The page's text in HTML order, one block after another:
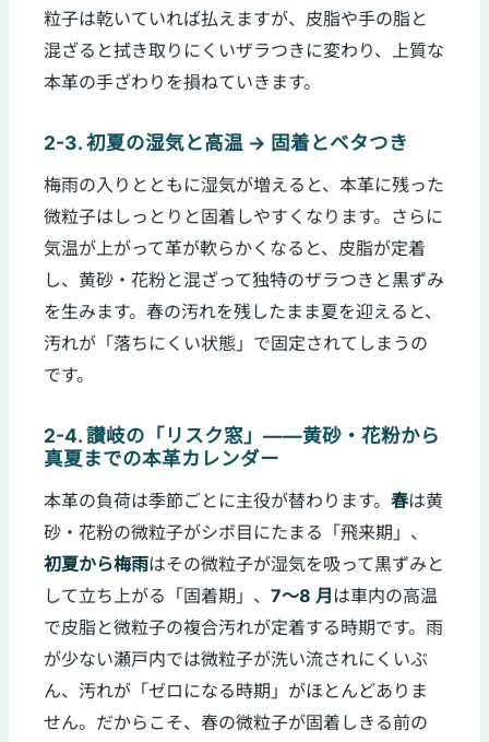
粒子は乾いていれば払えますが、皮脂や手の脂と
混ざると拭き取りにくいザラつきに変わり、上質な
本革の手ざわりを損ねていきます。
2-3. 初夏の湿気と高温 → 固着とベタつき
梅雨の入りとともに湿気が増えると、本革に残った
微粒子はしっとりと固着しやすくなります。さらに
気温が上がって革が軟らかくなると、皮脂が定着
し、黄砂・花粉と混ざって独特のザラつきと黒ずみ
を生みます。春の汚れを残したまま夏を迎えると、
汚れが「落ちにくい状態」で固定されてしまうの
です。
2-4. 讃岐の「リスク窓」——黄砂・花粉から
真夏までの本革カレンダー
本革の負荷は季節ごとに主役が替わります。春は黄
砂・花粉の微粒子がシボ目にたまる「飛来期」、
初夏から梅雨はその微粒子が湿気を吸って黒ずみと
して立ち上がる「固着期」、7〜8 月は車内の高温
で皮脂と微粒子の複合汚れが定着する時期です。雨
が少ない瀬戸内では微粒子が洗い流されにくいぶ
ん、汚れが「ゼロになる時期」がほとんどありま
せん。だからこそ、春の微粒子が固着しきる前の